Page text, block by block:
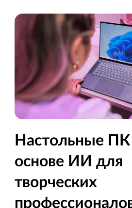
Настольные ПК
основе ИИ для
творческих